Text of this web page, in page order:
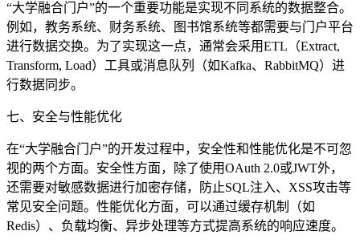
“大学融合门户”的一个重要功能是实现不同系统的数据整合。
例如，教务系统、财务系统、图书馆系统等都需要与门户平台
进行数据交换。为了实现这一点，通常会采用ETL（Extract,
Transform, Load）工具或消息队列（如Kafka、RabbitMQ）进
行数据同步。
七、安全与性能优化
在“大学融合门户”的开发过程中，安全性和性能优化是不可忽
视的两个方面。安全性方面，除了使用OAuth 2.0或JWT外，
还需要对敏感数据进行加密存储，防止SQL注入、XSS攻击等
常见安全问题。性能优化方面，可以通过缓存机制（如
Redis）、负载均衡、异步处理等方式提高系统的响应速度。